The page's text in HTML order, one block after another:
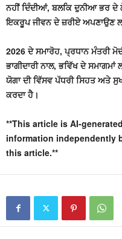
ਨਹੀਂ ਦਿੰਦੀਆਂ, ਬਲਕਿ ਦੁਨੀਆ ਭਰ
ਇਕਰੂਪ ਜੀਵਨ ਦੇ ਜ਼ਰੀਏ ਅਪਣਾਉਣ
2026 ਦੇ ਸਮਾਰੋਹ, ਪ੍ਰਧਾਨ ਮੰਤਰੀ
ਭਾਗੀਦਾਰੀ ਨਾਲ, ਭਵਿੱਖ ਦੇ
ਯੋਗਾ ਦੀ ਵਿੱਸਵ ਪੱਧਰੀ ਸਿਹਤ ਅਤੇ
ਕਰਦਾ ਹੈ।
**This article is AI-
information independently
this article.**